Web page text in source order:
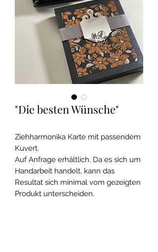
"Die besten Wünsche"
Ziehharmonika Karte mit passendem
Kuvert.
Auf Anfrage erhältlich. Da es sich um
Handarbeit handelt, kann das
Resultat sich minimal vom gezeigten
Produkt unterscheiden.